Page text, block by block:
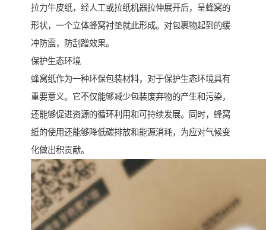
拉力牛皮纸，经人工或拉纸机器拉伸展开后，呈蜂窝的
形状，一个立体蜂窝衬垫就此形成。对包裹物起到的缓
冲防震，防刮蹭效果。
保护生态环境
蜂窝纸作为一种环保包装材料，对于保护生态环境具有
重要意义。它不仅能够减少包装废弃物的产生和污染，
还能够促进资源的循环利用和可持续发展。同时，蜂窝
纸的使用还能够降低碳排放和能源消耗，为应对气候变
化做出积贡献。